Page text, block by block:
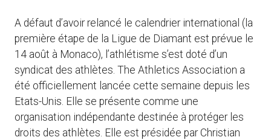
A défaut d’avoir relancé le calendrier international (la
première étape de la Ligue de Diamant est prévue le
14 août à Monaco), l’athlétisme s’est doté d’un
syndicat des athlètes. The Athletics Association a
été officiellement lancée cette semaine depuis les
Etats-Unis. Elle se présente comme une
organisation indépendante destinée à protéger les
droits des athlètes. Elle est présidée par Christian